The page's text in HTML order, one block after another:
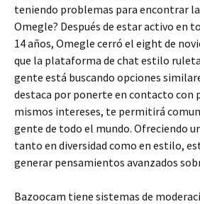
teniendo problemas para encontrar
Omegle? Después de estar activo en
14 años, Omegle cerró el eight de
que la plataforma de chat estilo
gente está buscando opciones
destaca por ponerte en contacto con
mismos intereses, te permitirá
gente de todo el mundo. Ofreciendo
tanto en diversidad como en estilo,
generar pensamientos avanzados
Bazoocam tiene sistemas de